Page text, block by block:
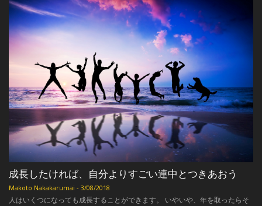
成長したければ、自分よりすごい連中とつきあおう
Makoto Nakakarumai - 3/08/2018
人はいくつになっても成長することができます。 いやいや、年を取ったらそ